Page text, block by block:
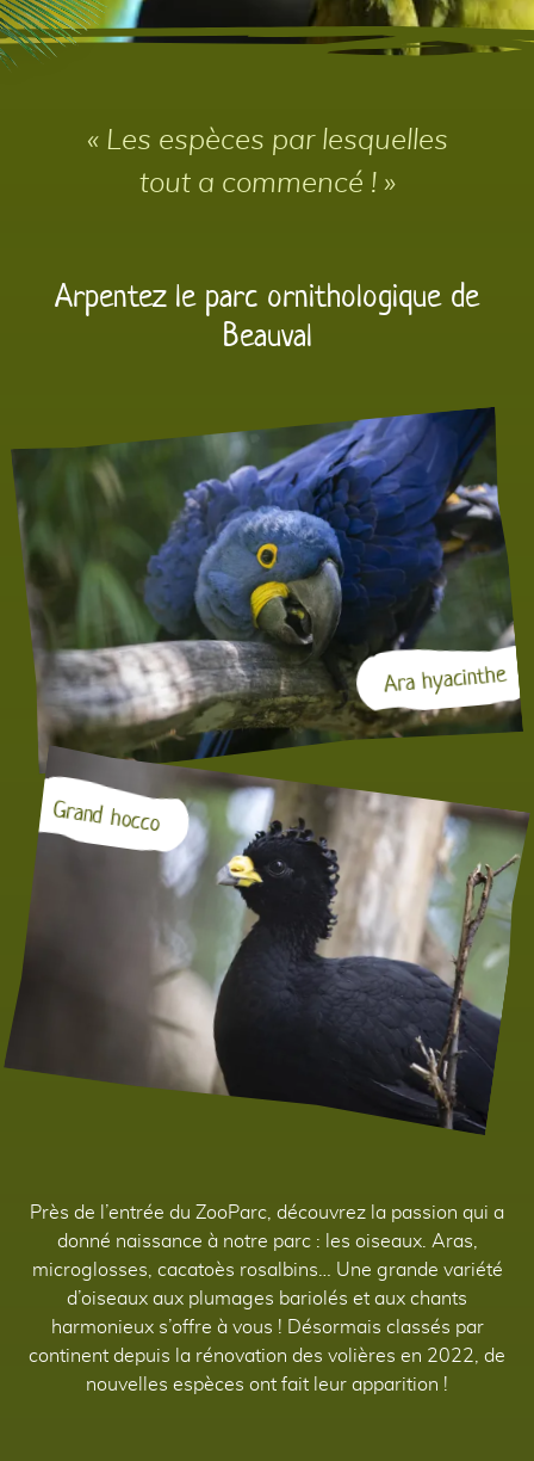
« Les espèces par lesquelles
tout a commencé ! »
Arpentez le parc ornithologique de
Beauval
Ara hyacinthe
Grand hocco
Près de l’entrée du ZooParc, découvrez la passion qui a
donné naissance à notre parc : les oiseaux. Aras,
microglosses, cacatoès rosalbins… Une grande variété
d’oiseaux aux plumages bariolés et aux chants
harmonieux s’offre à vous ! Désormais classés par
continent depuis la rénovation des volières en 2022, de
nouvelles espèces ont fait leur apparition !